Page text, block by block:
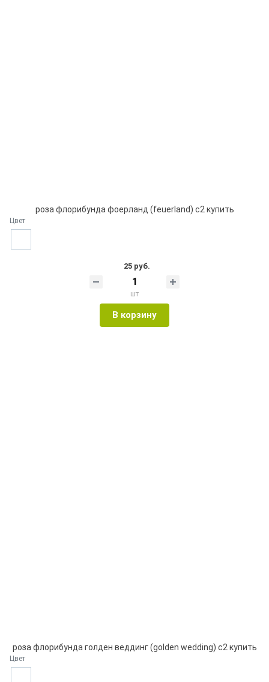
роза флорибунда фоерланд (feuerland) с2 купить
Цвет
25 руб.
шт
В корзину
роза флорибунда голден веддинг (golden wedding) с2 купить
Цвет